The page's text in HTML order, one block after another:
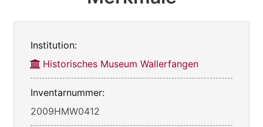
Institution:
Historisches Museum Wallerfangen
Inventarnummer:
2009HMW0412